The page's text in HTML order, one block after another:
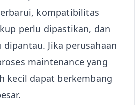
kompatibilitas
perlu dipastikan, dan
Jika perusahaan
maintenance yang
kecil dapat berkembang